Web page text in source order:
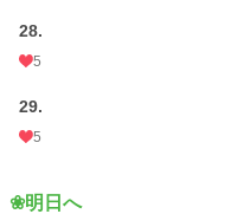
28.
5
29.
5
❀明日へ